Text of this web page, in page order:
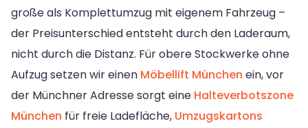
große als Komplettumzug mit eigenem Fahrzeug –
der Preisunterschied entsteht durch den Laderaum,
nicht durch die Distanz. Für obere Stockwerke ohne
Aufzug setzen wir einen Möbellift München ein, vor
der Münchner Adresse sorgt eine Halteverbotszone
München für freie Ladefläche, Umzugskartons